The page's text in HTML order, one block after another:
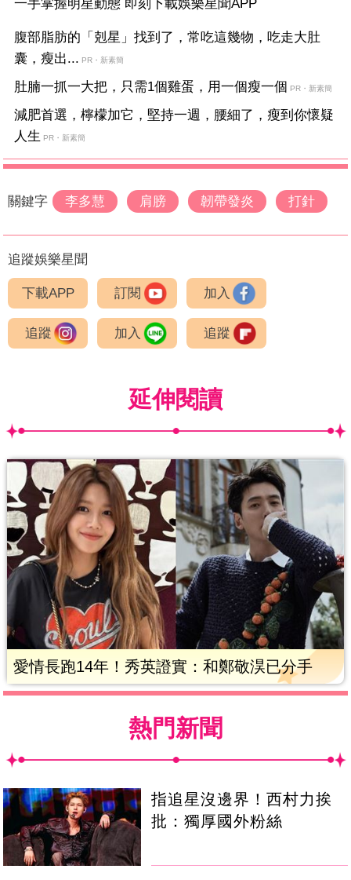
一手掌握明星動態 即刻下載娛樂星聞APP
腹部脂肪的「剋星」找到了，常吃這幾物，吃走大肚
囊，瘦出... PR・新素簡
肚腩一抓一大把，只需1個雞蛋，用一個瘦一個 PR・新素簡
減肥首選，檸檬加它，堅持一週，腰細了，瘦到你懷疑
人生 PR・新素簡
關鍵字 李多慧 肩膀 韌帶發炎 打針
追蹤娛樂星聞
下載APP 訂閱 加入
追蹤 加入 追蹤
延伸閱讀
愛情長跑14年！秀英證實：和鄭敬淏已分手
熱門新聞
指追星沒邊界！西村力挨
批：獨厚國外粉絲